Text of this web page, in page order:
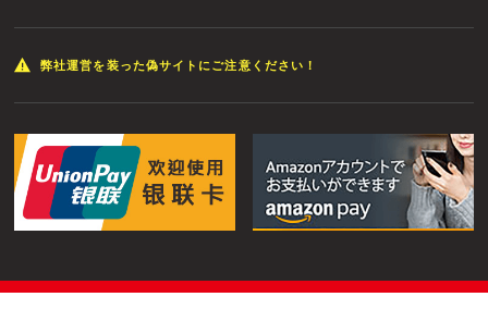
弊社運営を装った偽サイトにご注意ください！